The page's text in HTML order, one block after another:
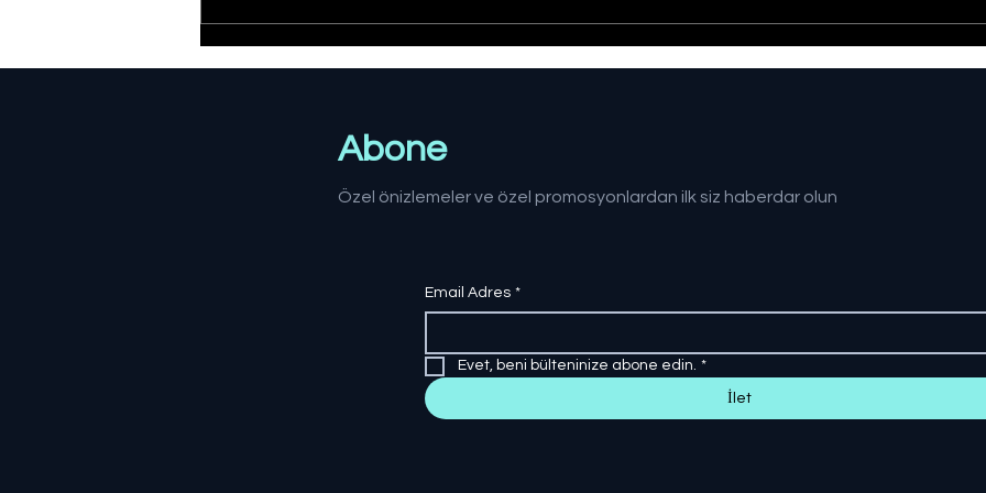
Düzce'de yangın:
Müdahale sürüyor
Sağlıklı Türkiye Yüzyılı
hedefine adım adım
Kişi
Abone
Özel önizlemeler ve özel promosyonlardan ilk siz haberdar olun
Email Adres *
Evet, beni bülteninize abone edin. *
İlet